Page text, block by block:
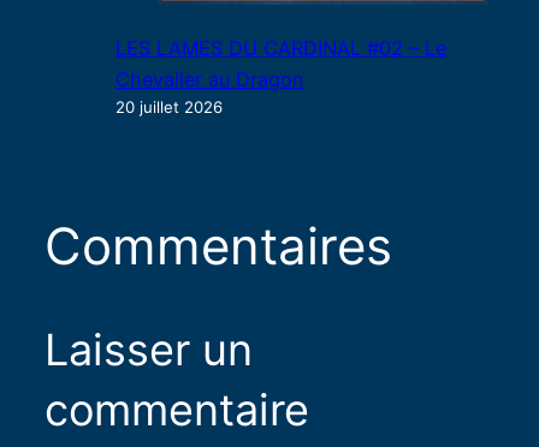
LES LAMES DU CARDINAL #02 – Le
Chevalier au Dragon
20 juillet 2026
Commentaires
Laisser un
commentaire